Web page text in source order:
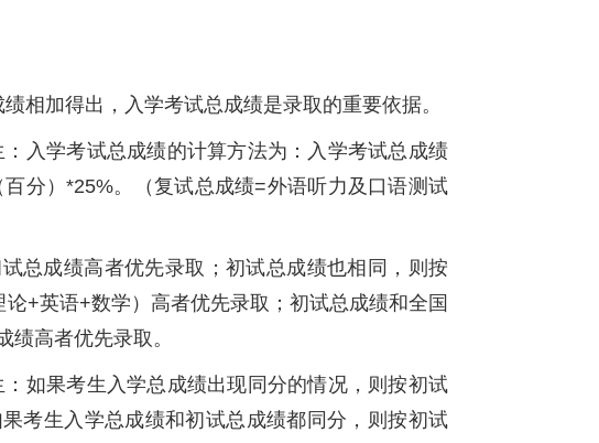
相加得出，入学考试总成绩是录取的重要依据。
入学考试总成绩的计算方法为：入学考试总成绩
分）*25%。（复试总成绩=外语听力及口语测试
总成绩高者优先录取；初试总成绩也相同，则按
+英语+数学）高者优先录取；初试总成绩和全国
高者优先录取。
如果考生入学总成绩出现同分的情况，则按初试
考生入学总成绩和初试总成绩都同分，则按初试